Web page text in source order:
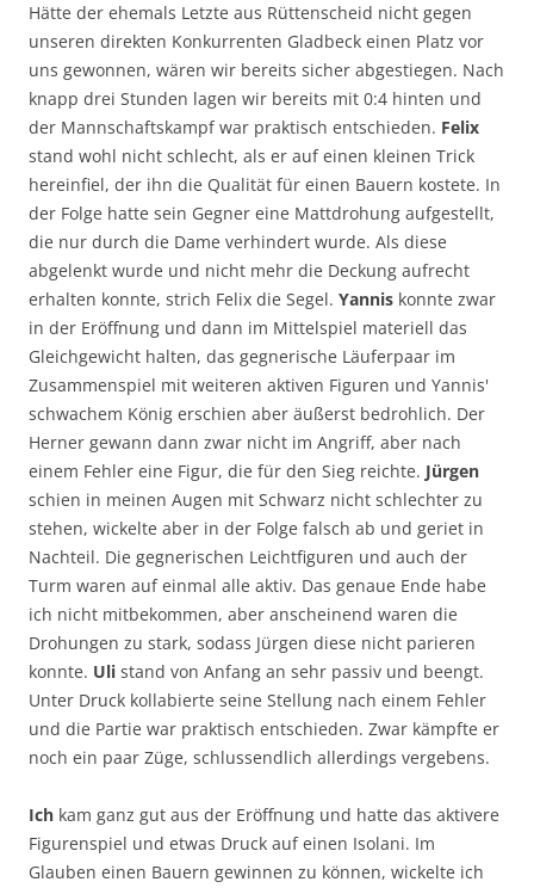
Hätte der ehemals Letzte aus Rüttenscheid nicht gegen
unseren direkten Konkurrenten Gladbeck einen Platz vor
uns gewonnen, wären wir bereits sicher abgestiegen. Nach
knapp drei Stunden lagen wir bereits mit 0:4 hinten und
der Mannschaftskampf war praktisch entschieden. Felix
stand wohl nicht schlecht, als er auf einen kleinen Trick
hereinfiel, der ihn die Qualität für einen Bauern kostete. In
der Folge hatte sein Gegner eine Mattdrohung aufgestellt,
die nur durch die Dame verhindert wurde. Als diese
abgelenkt wurde und nicht mehr die Deckung aufrecht
erhalten konnte, strich Felix die Segel. Yannis konnte zwar
in der Eröffnung und dann im Mittelspiel materiell das
Gleichgewicht halten, das gegnerische Läuferpaar im
Zusammenspiel mit weiteren aktiven Figuren und Yannis'
schwachem König erschien aber äußerst bedrohlich. Der
Herner gewann dann zwar nicht im Angriff, aber nach
einem Fehler eine Figur, die für den Sieg reichte. Jürgen
schien in meinen Augen mit Schwarz nicht schlechter zu
stehen, wickelte aber in der Folge falsch ab und geriet in
Nachteil. Die gegnerischen Leichtfiguren und auch der
Turm waren auf einmal alle aktiv. Das genaue Ende habe
ich nicht mitbekommen, aber anscheinend waren die
Drohungen zu stark, sodass Jürgen diese nicht parieren
konnte. Uli stand von Anfang an sehr passiv und beengt.
Unter Druck kollabierte seine Stellung nach einem Fehler
und die Partie war praktisch entschieden. Zwar kämpfte er
noch ein paar Züge, schlussendlich allerdings vergebens.
Ich kam ganz gut aus der Eröffnung und hatte das aktivere
Figurenspiel und etwas Druck auf einen Isolani. Im
Glauben einen Bauern gewinnen zu können, wickelte ich